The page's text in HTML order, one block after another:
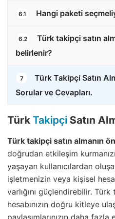
6.1 Hangi paketi
6.2
Türk takipçi satın
belirlenir?
7
Türk Takipçi Satın
Sorular ve Cevapları.
Türk Takipçi Satın
Türk takipçi satın almanın
doğrudan etkileşim
yaşayan kullanıcılardan
işletmenizin veya kişisel
varlığını güçlendirebilir.
hesabınızın doğru kitleye
paylaşımlarınızın daha fazla